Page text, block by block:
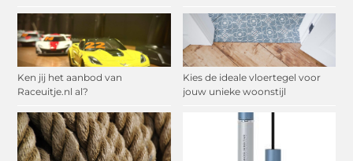
Ken jij het aanbod van
Raceuitje.nl al?
Kies de ideale vloertegel voor
jouw unieke woonstijl